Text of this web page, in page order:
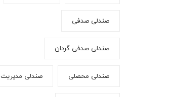
صندلی صدفی
صندلی صدفی گردان
صندلی محصلی صندلی مدیریت